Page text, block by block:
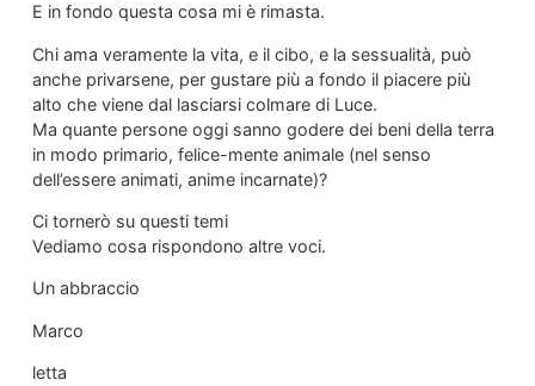
E in fondo questa cosa mi è rimasta.
Chi ama veramente la vita, e il cibo, e la sessualità, può
anche privarsene, per gustare più a fondo il piacere più
alto che viene dal lasciarsi colmare di Luce.
Ma quante persone oggi sanno godere dei beni della terra
in modo primario, felice-mente animale (nel senso
dell’essere animati, anime incarnate)?
Ci tornerò su questi temi
Vediamo cosa rispondono altre voci.
Un abbraccio
Marco
letta